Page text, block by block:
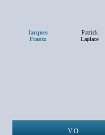
Jacques
Frantz
Patrick
Laplace
V.O